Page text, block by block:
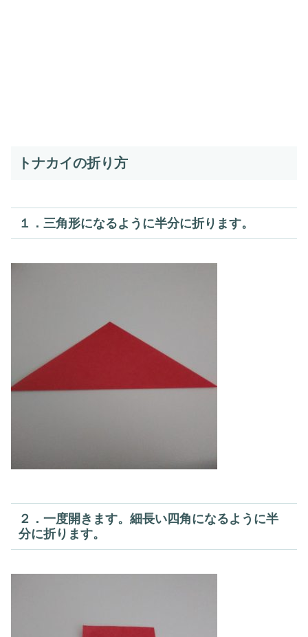
トナカイの折り方
１．三角形になるように半分に折ります。
２．一度開きます。細長い四角になるように半
分に折ります。